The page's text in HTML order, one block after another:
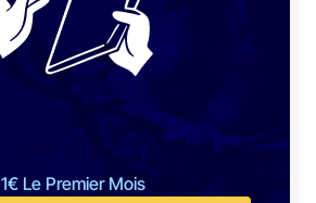
1€ Le Premier Mois